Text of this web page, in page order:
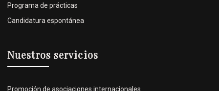
Programa de prácticas
Candidatura espontánea
Nuestros servicios
Promoción de asociaciones internacionales